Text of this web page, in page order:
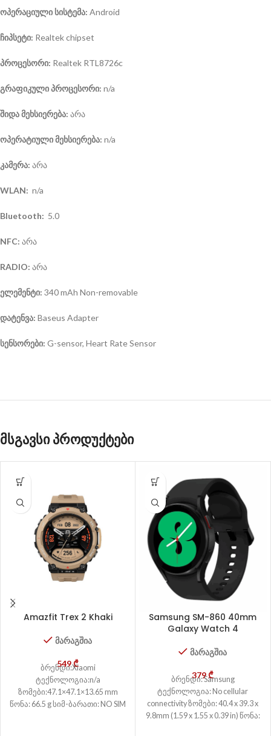
ოპერაციული სისტემა: Android
ჩიპსეტი: Realtek chipset
პროცესორი: Realtek RTL8726c
გრაფიკული პროცესორი: n/a
შიდა მეხსიერება: არა
ოპერატიული მეხსიერება: n/a
კამერა: არა
WLAN: n/a
Bluetooth: 5.0
NFC: არა
RADIO: არა
ელემენტი: 340 mAh Non-removable
დატენვა: Baseus Adapter
სენსორები: G-sensor, Heart Rate Sensor
მსგავსი პროდუქტები
Amazfit Trex 2 Khaki
მარაგშია
549₾
ბრენდი:Xiaomi
ტექნოლოგია:n/a
ზომები:47.1×47.1×13.65 mm
წონა: 66.5 g სიმ-ბარათი: NO SIM
Samsung SM-860 40mm
Galaxy Watch 4
მარაგშია
379₾
ბრენდი: Samsung
ტექნოლოგია: No cellular
connectivity ზომები: 40.4 x 39.3 x
9.8mm (1.59 x 1.55 x 0.39 in) წონა: